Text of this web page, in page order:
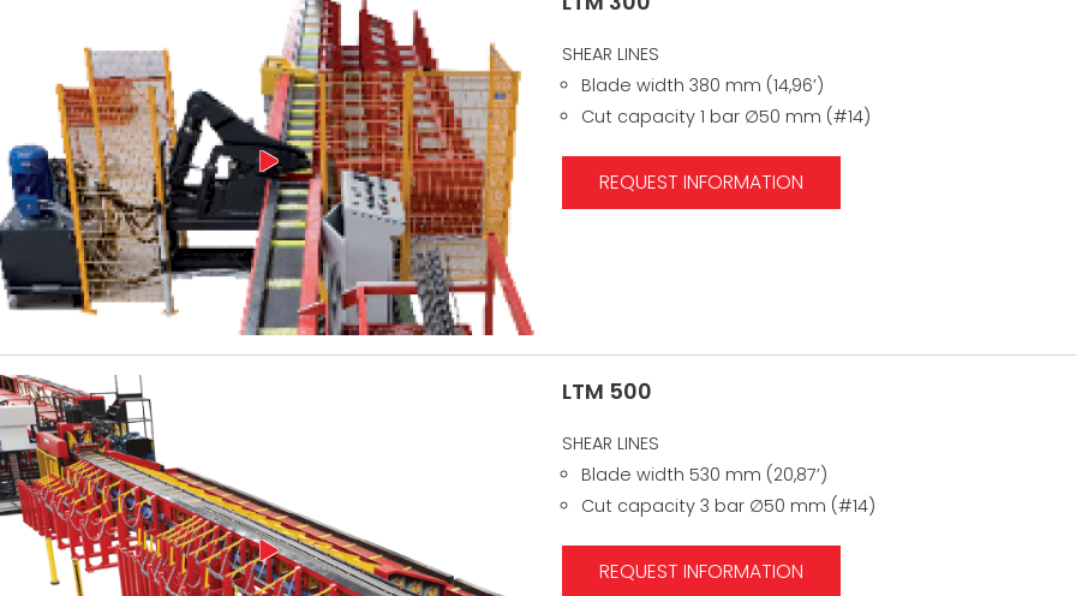
SHEAR LINES
Blade width 380 mm (14,96’)
Cut capacity 1 bar ∅50 mm (#14)
REQUEST INFORMATION
LTM 500
SHEAR LINES
Blade width 530 mm (20,87’)
Cut capacity 3 bar ∅50 mm (#14)
REQUEST INFORMATION